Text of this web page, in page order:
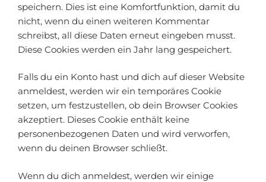
speichern. Dies ist eine Komfortfunktion, damit du
nicht, wenn du einen weiteren Kommentar
schreibst, all diese Daten erneut eingeben musst.
Diese Cookies werden ein Jahr lang gespeichert.
Falls du ein Konto hast und dich auf dieser Website
anmeldest, werden wir ein temporäres Cookie
setzen, um festzustellen, ob dein Browser Cookies
akzeptiert. Dieses Cookie enthält keine
personenbezogenen Daten und wird verworfen,
wenn du deinen Browser schließt.
Wenn du dich anmeldest, werden wir einige